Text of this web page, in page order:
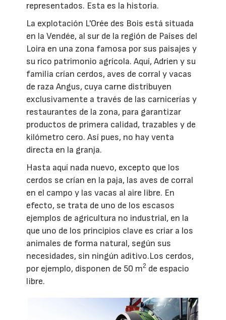
representados. Esta es la historia.
La explotación L'Orée des Bois está situada
en la Vendée, al sur de la región de Países del
Loira en una zona famosa por sus paisajes y
su rico patrimonio agrícola. Aquí, Adrien y su
familia crían cerdos, aves de corral y vacas
de raza Angus, cuya carne distribuyen
exclusivamente a través de las carnicerías y
restaurantes de la zona, para garantizar
productos de primera calidad, trazables y de
kilómetro cero. Así pues, no hay venta
directa en la granja.
Hasta aquí nada nuevo, excepto que los
cerdos se crían en la paja, las aves de corral
en el campo y las vacas al aire libre. En
efecto, se trata de uno de los escasos
ejemplos de agricultura no industrial, en la
que uno de los principios clave es criar a los
animales de forma natural, según sus
necesidades, sin ningún aditivo.Los cerdos,
por ejemplo, disponen de 50 m2 de espacio
libre.